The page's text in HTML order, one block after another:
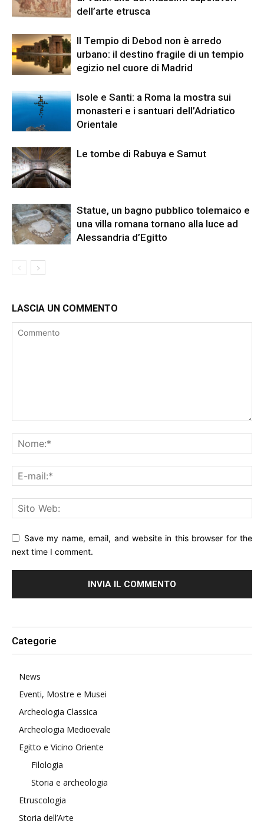
dell’arte etrusca
Il Tempio di Debod non è arredo
urbano: il destino fragile di un tempio
egizio nel cuore di Madrid
Isole e Santi: a Roma la mostra sui
monasteri e i santuari dell’Adriatico
Orientale
Le tombe di Rabuya e Samut
Statue, un bagno pubblico tolemaico e
una villa romana tornano alla luce ad
Alessandria d’Egitto
LASCIA UN COMMENTO
Save my name, email, and website in this browser for the
next time I comment.
Categorie
News
Eventi, Mostre e Musei
Archeologia Classica
Archeologia Medioevale
Egitto e Vicino Oriente
Filologia
Storia e archeologia
Etruscologia
Storia dell’Arte